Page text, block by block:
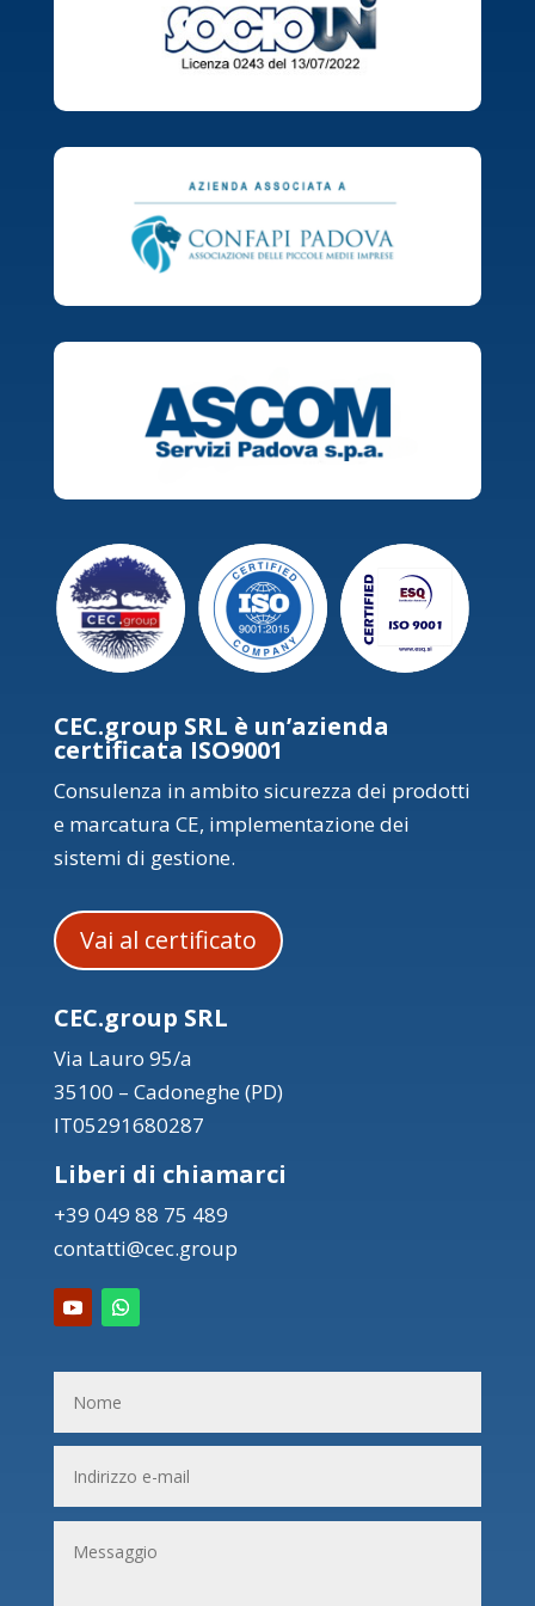
CEC.group SRL è un’azienda
certificata ISO9001
Consulenza in ambito sicurezza dei prodotti
e marcatura CE, implementazione dei
sistemi di gestione.
Vai al certificato
CEC.group SRL
Via Lauro 95/a
35100 – Cadoneghe (PD)
IT05291680287
Liberi di chiamarci
+39 049 88 75 489
contatti@cec.group